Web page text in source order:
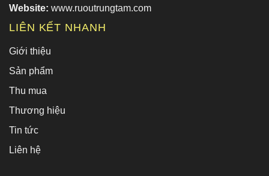
Website: www.ruoutrungtam.com
LIÊN KẾT NHANH
Giới thiệu
Sản phẩm
Thu mua
Thương hiệu
Tin tức
Liên hệ